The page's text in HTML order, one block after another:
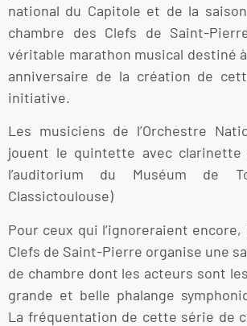
national du Capitole et de la
chambre des Clefs de Saint-
véritable marathon musical destiné
anniversaire de la création de
initiative.
Les musiciens de l’Orchestre
jouent le quintette avec clarinette
l’auditorium du Muséum de
Classictoulouse)
Pour ceux qui l’ignoreraient encore,
Clefs de Saint-Pierre organise une
de chambre dont les acteurs sont
grande et belle phalange
La fréquentation de cette série de